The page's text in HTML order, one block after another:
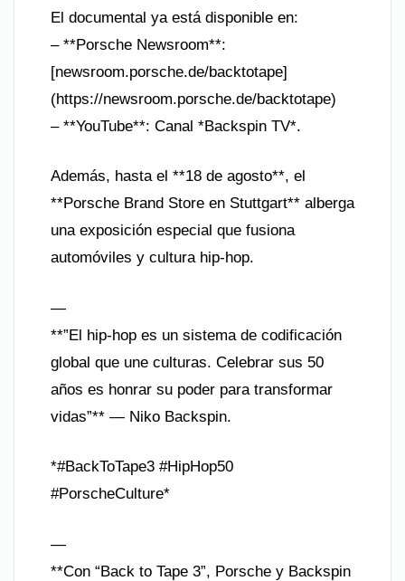
El documental ya está disponible en:
– **Porsche Newsroom**:
[newsroom.porsche.de/backtotape]
(https://newsroom.porsche.de/backtotape)
– **YouTube**: Canal *Backspin TV*.
Además, hasta el **18 de agosto**, el
**Porsche Brand Store en Stuttgart** alberga
una exposición especial que fusiona
automóviles y cultura hip-hop.
—
**”El hip-hop es un sistema de codificación
global que une culturas. Celebrar sus 50
años es honrar su poder para transformar
vidas”** — Niko Backspin.
*#BackToTape3 #HipHop50
#PorscheCulture*
—
**Con “Back to Tape 3”, Porsche y Backspin